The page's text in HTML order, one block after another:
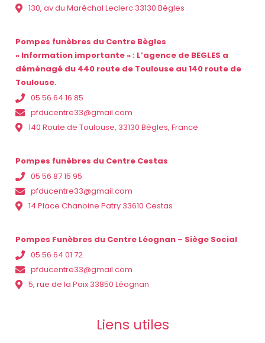
130, av du Maréchal Leclerc 33130 Bègles
Pompes funèbres du Centre Bègles
« Information importante » : L’agence de BEGLES a
déménagé du 440 route de Toulouse au 140 route de
Toulouse.
05 56 64 16 85
pfducentre33@gmail.com
140 Route de Toulouse, 33130 Bègles, France
Pompes funèbres du Centre Cestas
05 56 87 15 95
pfducentre33@gmail.com
14 Place Chanoine Patry 33610 Cestas
Pompes Funèbres du Centre Léognan – Siège Social
05 56 64 01 72
pfducentre33@gmail.com
5, rue de la Paix 33850 Léognan
Liens utiles